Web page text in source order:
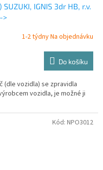
IGNIS 3dr HB, r.v.
>
1-2 týdny Na objednávku
Do košíku
(dle vozidla) se zpravidla
vozidla, je možné ji
Kód: NPO3012